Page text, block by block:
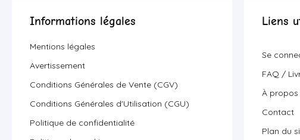
Informations légales
Mentions légales
Avertissement
Conditions Générales de Vente (CGV)
Conditions Générales d'Utilisation (CGU)
Politique de confidentialité
Liens
Se
FAQ /
À propos
Contact
Plan du